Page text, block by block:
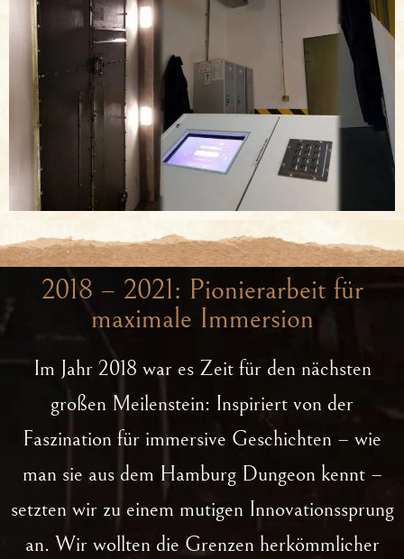
2018 – 2021: Pionierarbeit für
maximale Immersion
Im Jahr 2018 war es Zeit für den nächsten
großen Meilenstein: Inspiriert von der
Faszination für immersive Geschichten – wie
man sie aus dem Hamburg Dungeon kennt –
setzten wir zu einem mutigen Innovationssprung
an. Wir wollten die Grenzen herkömmlicher